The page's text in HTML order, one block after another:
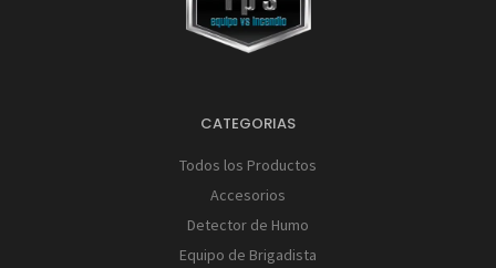
CATEGORIAS
Todos los Productos
Accesorios
Detector de Humo
Equipo de Brigadista